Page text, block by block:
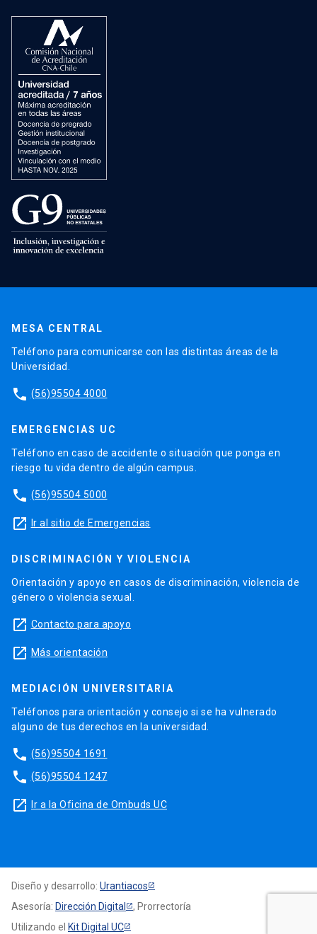
MESA CENTRAL
Teléfono para comunicarse con las distintas áreas de la
Universidad.
phone (56)95504 4000
EMERGENCIAS UC
Teléfono en caso de accidente o situación que ponga en
riesgo tu vida dentro de algún campus.
phone (56)95504 5000
launch Ir al sitio de Emergencias
DISCRIMINACIÓN Y VIOLENCIA
Orientación y apoyo en casos de discriminación, violencia de
género o violencia sexual.
launch Contacto para apoyo
launch Más orientación
MEDIACIÓN UNIVERSITARIA
Teléfonos para orientación y consejo si se ha vulnerado
alguno de tus derechos en la universidad.
phone (56)95504 1691
phone (56)95504 1247
launch Ir a la Oficina de Ombuds UC
Diseño y desarrollo: Urantiacos
Asesoría: Dirección Digital
, Prorrectoría
Utilizando el Kit Digital UC